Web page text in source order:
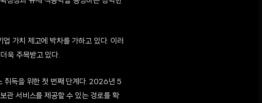
가치 제고에 박차를 가하고 있다. 이러
욱 주목받고 있다.
취득을 위한 첫 번째 단계다. 2026년 5
관 서비스를 제공할 수 있는 경로를 확